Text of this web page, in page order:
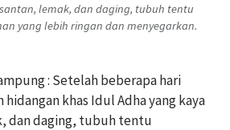
lemak, dan daging, tubuh tentu
yang lebih ringan dan menyegarkan.
: Setelah beberapa hari
khas Idul Adha yang kaya
dan daging, tubuh tentu